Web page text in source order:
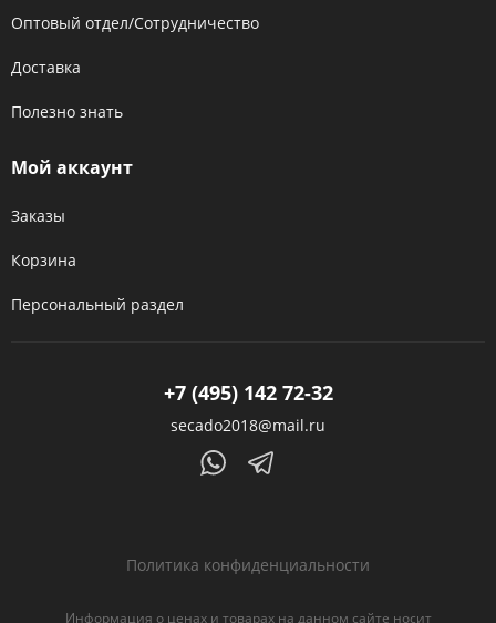
Оптовый отдел/Сотрудничество
Доставка
Полезно знать
Мой аккаунт
Заказы
Корзина
Персональный раздел
+7 (495) 142 72-32
secado2018@mail.ru
Политика конфиденциальности
Информация о ценах и товарах на данном сайте носит